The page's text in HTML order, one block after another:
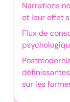
Narrations
et leur effet
Flux de
sur les